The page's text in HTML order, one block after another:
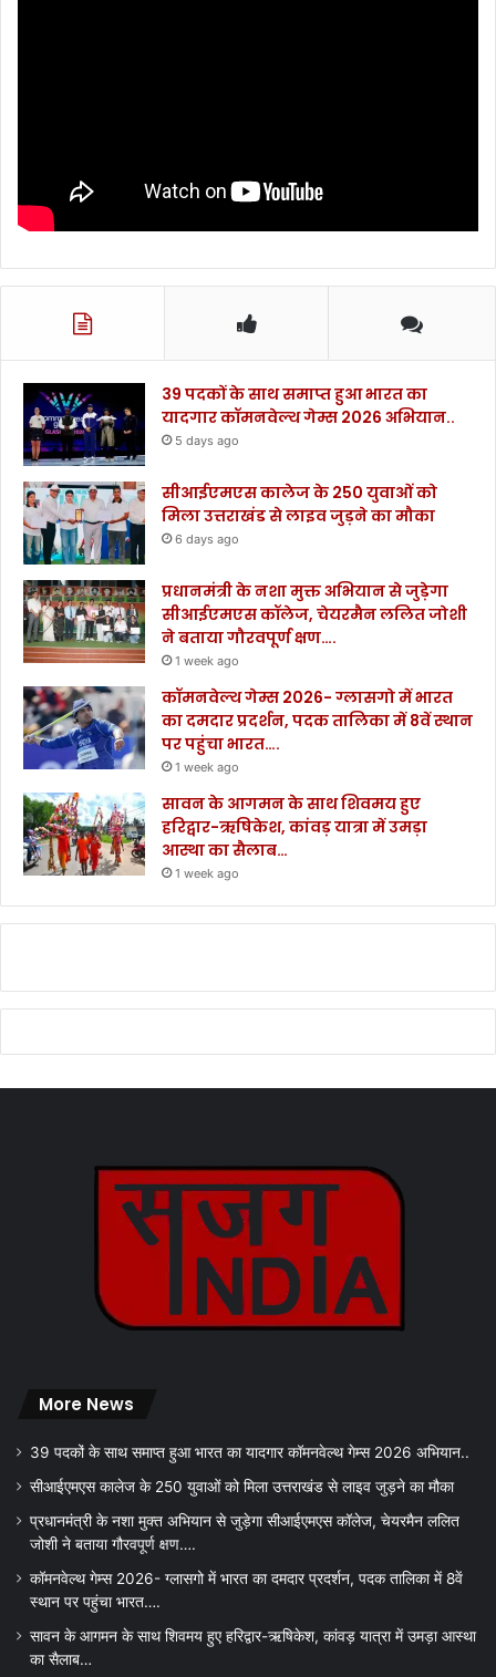
39 पदकों के साथ समाप्त हुआ भारत का
यादगार कॉमनवेल्थ गेम्स 2026 अभियान..
5 days ago
सीआईएमएस कालेज के 250 युवाओं को
मिला उत्तराखंड से लाइव जुड़ने का मौका
6 days ago
प्रधानमंत्री के नशा मुक्त अभियान से जुड़ेगा
सीआईएमएस कॉलेज, चेयरमैन ललित जोशी
ने बताया गौरवपूर्ण क्षण….
1 week ago
कॉमनवेल्थ गेम्स 2026- ग्लासगो में भारत
का दमदार प्रदर्शन, पदक तालिका में 8वें स्थान
पर पहुंचा भारत….
1 week ago
सावन के आगमन के साथ शिवमय हुए
हरिद्वार-ऋषिकेश, कांवड़ यात्रा में उमड़ा
आस्था का सैलाब…
1 week ago
More News
39 पदकों के साथ समाप्त हुआ भारत का यादगार कॉमनवेल्थ गेम्स 2026 अभियान..
सीआईएमएस कालेज के 250 युवाओं को मिला उत्तराखंड से लाइव जुड़ने का मौका
प्रधानमंत्री के नशा मुक्त अभियान से जुड़ेगा सीआईएमएस कॉलेज, चेयरमैन ललित
जोशी ने बताया गौरवपूर्ण क्षण….
कॉमनवेल्थ गेम्स 2026- ग्लासगो में भारत का दमदार प्रदर्शन, पदक तालिका में 8वें
स्थान पर पहुंचा भारत….
सावन के आगमन के साथ शिवमय हुए हरिद्वार-ऋषिकेश, कांवड़ यात्रा में उमड़ा आस्था
का सैलाब…